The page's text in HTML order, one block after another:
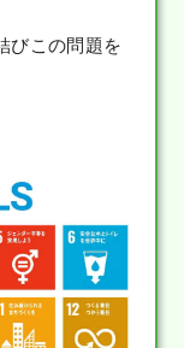
びこの問題を